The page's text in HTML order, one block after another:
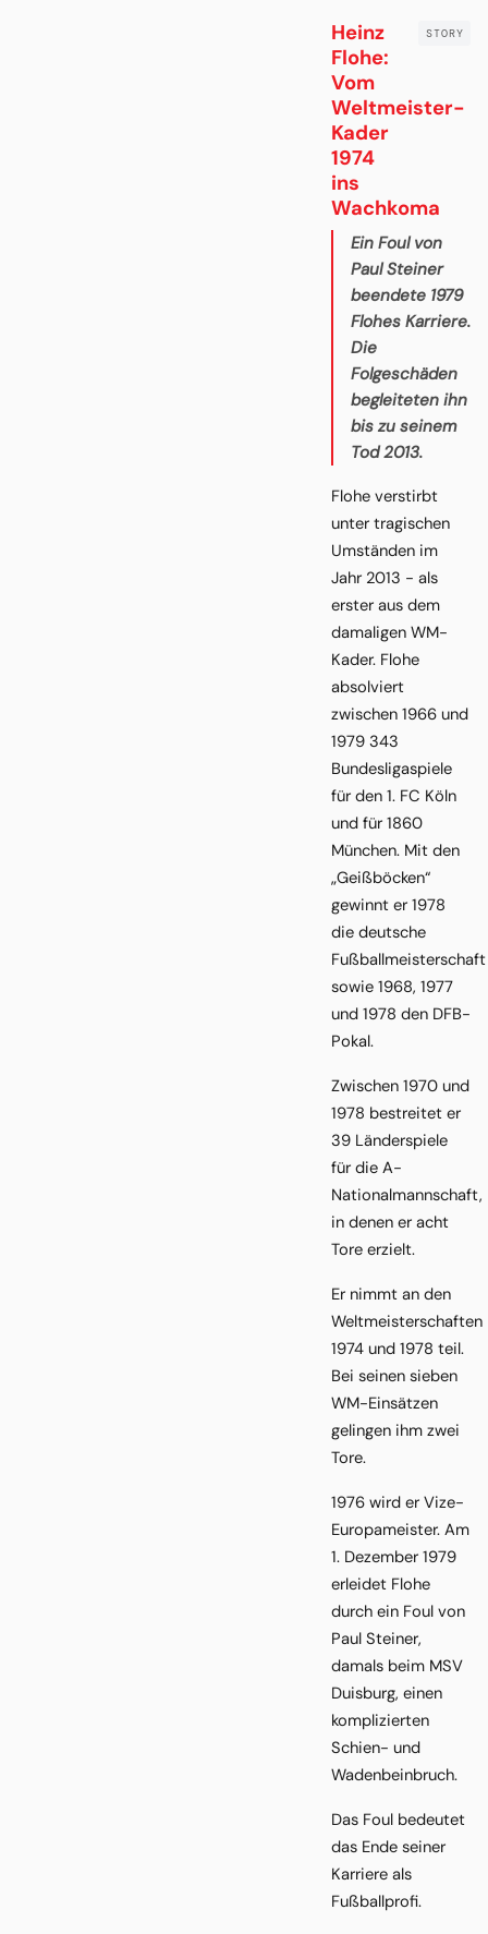
Heinz
Flohe:
Vom
Weltmeister-
Kader
1974
ins
Wachkoma
Ein Foul von
Paul Steiner
beendete 1979
Flohes Karriere.
Die
Folgeschäden
begleiteten ihn
bis zu seinem
Tod 2013.
Flohe verstirbt
unter tragischen
Umständen im
Jahr 2013 - als
erster aus dem
damaligen WM-
Kader. Flohe
absolviert
zwischen 1966 und
1979 343
Bundesligaspiele
für den 1. FC Köln
und für 1860
München. Mit den
„Geißböcken“
gewinnt er 1978
die deutsche
Fußballmeisterschaft
sowie 1968, 1977
und 1978 den DFB-
Pokal.
Zwischen 1970 und
1978 bestreitet er
39 Länderspiele
für die A-
Nationalmannschaft,
in denen er acht
Tore erzielt.
Er nimmt an den
Weltmeisterschaften
1974 und 1978 teil.
Bei seinen sieben
WM-Einsätzen
gelingen ihm zwei
Tore.
1976 wird er Vize-
Europameister. Am
1. Dezember 1979
erleidet Flohe
durch ein Foul von
Paul Steiner,
damals beim MSV
Duisburg, einen
komplizierten
Schien- und
Wadenbeinbruch.
Das Foul bedeutet
das Ende seiner
Karriere als
Fußballprofi.